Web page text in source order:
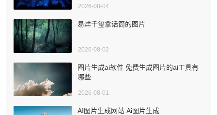
2026-08-04
易烊千玺拿话筒的图片
2026-08-02
图片生成ai软件 免费生成图片的ai工具有
哪些
2026-08-01
AI图片生成网站 Ai图片生成